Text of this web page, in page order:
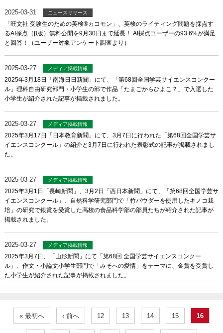
2025-03-31 ニュースリリース
「旺文社 受験生のための英検®カコモン」、英検のライティング問題を採点す
るAI採点（β版）無料公開を9月30日まで延長！ AI採点ユーザーの93.6%が満足
と回答！（ユーザー対象アンケート調査より）
2025-03-27 メディア掲載情報
2025年3月18日「南海日日新聞」にて、「第68回全国学芸サイエンスコンクー
ル」理科自由研究部門・小学生の部で作品「たまごからひよこ？」で入選した
小学生が紹介された記事が掲載されました。
2025-03-27 メディア掲載情報
2025年3月17日「日本教育新聞」にて、3月7日に行われた「第68回全国学芸サ
イエンスコンクール」の紹介と3月7日に行われた表彰式の記事が掲載されまし
た。
2025-03-27 メディア掲載情報
2025年3月1日「長崎新聞」、3月2日「西日本新聞」にて、「第68回全国学芸サ
イエンスコンクール」、自然科学研究部門で「竹パウダーを使用したキノコ栽
培」の研究で銀賞を受賞した高校の食品科学部の部員たちが紹介された記事が
掲載されました。
2025-03-27 メディア掲載情報
2025年3月7日、「山形新聞」にて「第68回 全国学芸サイエンスコンクー
ル」、作文・小論文小学生部門で「みそへの愛情」をテーマに、金賞を受賞し
た小学生が紹介された記事が掲載されました。
« 最初へ ‹ 前へ 12 13 14 15 16